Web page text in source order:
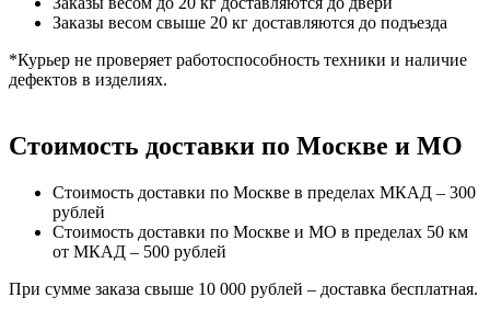
Заказы весом свыше 20 кг доставляются до подъезда
*Курьер не проверяет работоспособность техники и наличие
дефектов в изделиях.
Стоимость доставки по Москве и МО
Стоимость доставки по Москве в пределах МКАД – 300
рублей
Стоимость доставки по Москве и МО в пределах 50 км
от МКАД – 500 рублей
При сумме заказа свыше 10 000 рублей – доставка бесплатная.